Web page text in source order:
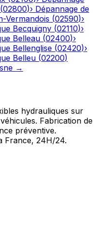
(02800)› Dépannage de
Vermandois (02590)›
Becquigny (02110)›
Belleau (02400)›
Bellenglise (02420)›
Belleu (02200)
→
hydrauliques sur
Fabrication de
préventive.
France, 24H/24.